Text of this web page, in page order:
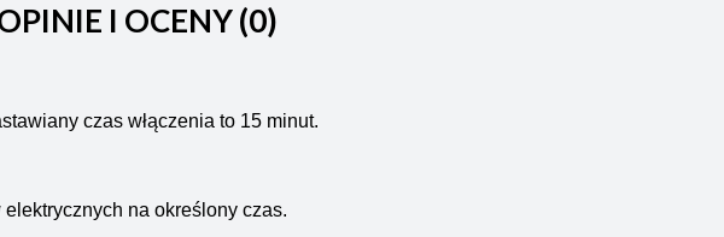
I OCENY (0)
czas włączenia to 15 minut.
na określony czas.